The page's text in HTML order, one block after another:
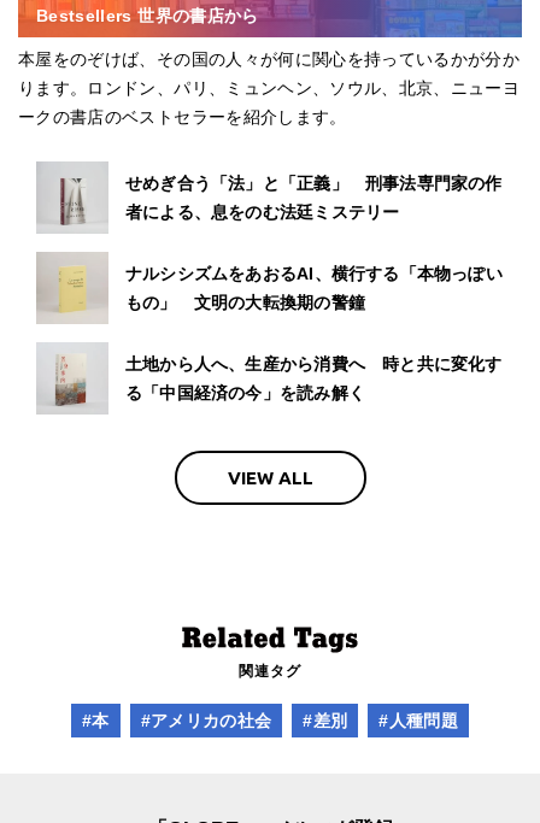
Bestsellers 世界の書店から
本屋をのぞけば、その国の人々が何に関心を持っているかが分か
ります。ロンドン、パリ、ミュンヘン、ソウル、北京、ニューヨ
ークの書店のベストセラーを紹介します。
せめぎ合う「法」と「正義」 刑事法専門家の作
者による、息をのむ法廷ミステリー
ナルシシズムをあおるAI、横行する「本物っぽい
もの」 文明の大転換期の警鐘
土地から人へ、生産から消費へ 時と共に変化す
る「中国経済の今」を読み解く
VIEW ALL
関連タグ
#本 #アメリカの社会 #差別 #人種問題